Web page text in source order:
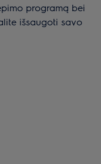
programą bei
išsaugoti savo